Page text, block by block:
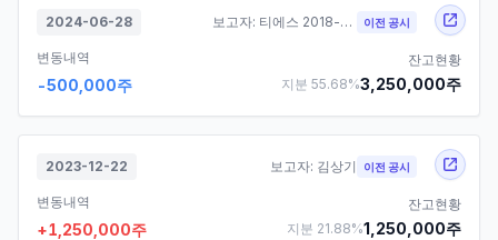
2024-06-28 보고자: 티에스 2018-12 M&A 투자조합 이전 공시
변동내역
-500,000주
잔고현황
지분 55.68%3,250,000주
2023-12-22 보고자: 김상기 이전 공시
변동내역
+1,250,000주
잔고현황
지분 21.88%1,250,000주